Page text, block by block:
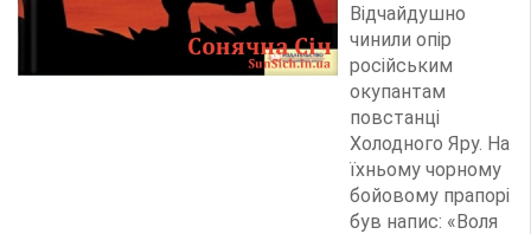
Відчайдушно
чинили опір
російським
окупантам
повстанці
Холодного Яру. На
їхньому чорному
бойовому прапорі
був напис: «Воля